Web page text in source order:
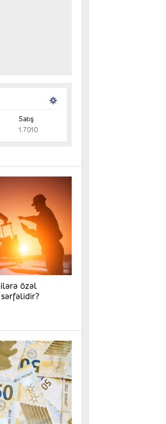
bu bankların depozit
Satış
1.7010
özəl